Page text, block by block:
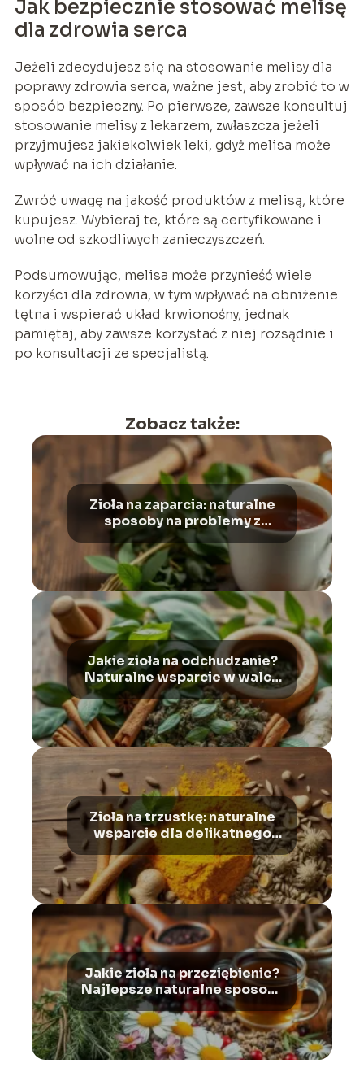
Jak bezpiecznie stosować melisę
dla zdrowia serca
Jeżeli zdecydujesz się na stosowanie melisy dla
poprawy zdrowia serca, ważne jest, aby zrobić to w
sposób bezpieczny. Po pierwsze, zawsze konsultuj
stosowanie melisy z lekarzem, zwłaszcza jeżeli
przyjmujesz jakiekolwiek leki, gdyż melisa może
wpływać na ich działanie.
Zwróć uwagę na jakość produktów z melisą, które
kupujesz. Wybieraj te, które są certyfikowane i
wolne od szkodliwych zanieczyszczeń.
Podsumowując, melisa może przynieść wiele
korzyści dla zdrowia, w tym wpływać na obniżenie
tętna i wspierać układ krwionośny, jednak
pamiętaj, aby zawsze korzystać z niej rozsądnie i
po konsultacji ze specjalistą.
Zobacz także:
Zioła na zaparcia: naturalne
sposoby na problemy z
wypróżnianiem i wzdęcia
Jakie zioła na odchudzanie?
Naturalne wsparcie w walce
z nadwagą i otyłością
Zioła na trzustkę: naturalne
wsparcie dla delikatnego
organu
Jakie zioła na przeziębienie?
Najlepsze naturalne sposoby
na infekcję i wzmocnienie
odporności